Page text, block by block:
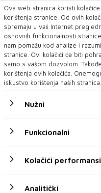
U CILJU ZAŠTITE
INTERESA PODUZEĆA
'Komunalno'
još dvije kaznene
Zbog sumnje u lažno
kaznenih djela kojima je
Ova web stranica koristi
korištenja stranice. Od ovih
spremaju u vaš Internet
osnovnih funkcionalnosti
nam pomažu kod analize i
stranice. Ovi kolačići će biti
samo s vašom dozvolom.
korištenja ovih kolačića.
iskustvo korištenja naših stranica.
Nužni
Funkcionalni
Kolačići performansi
Analitički